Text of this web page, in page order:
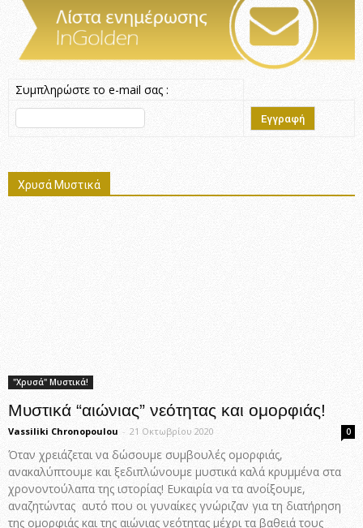
Συμπληρώστε το e-mail σας :
Χρυσά Μυστικά
"Χρυσά" Μυστικά!
Μυστικά “αιώνιας” νεότητας και ομορφιάς!
Vassiliki Chronopoulou - 21 Οκτωβρίου 2020 0
Όταν χρειάζεται να δώσουμε συμβουλές ομορφιάς,
ανακαλύπτουμε και ξεδιπλώνουμε μυστικά καλά κρυμμένα στα
χρονοντούλαπα της ιστορίας! Ευκαιρία να τα ανοίξουμε,
αναζητώντας αυτό που οι γυναίκες γνώριζαν για τη διατήρηση
της ομορφιάς και της αιώνιας νεότητας μέχρι τα βαθειά τους